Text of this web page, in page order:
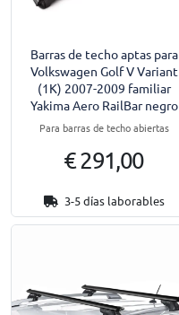
Barras de techo aptas para
Volkswagen Golf V Variant
(1K) 2007-2009 familiar
Yakima Aero RailBar negro
Para barras de techo abiertas
€ 291,00
3-5 días laborables